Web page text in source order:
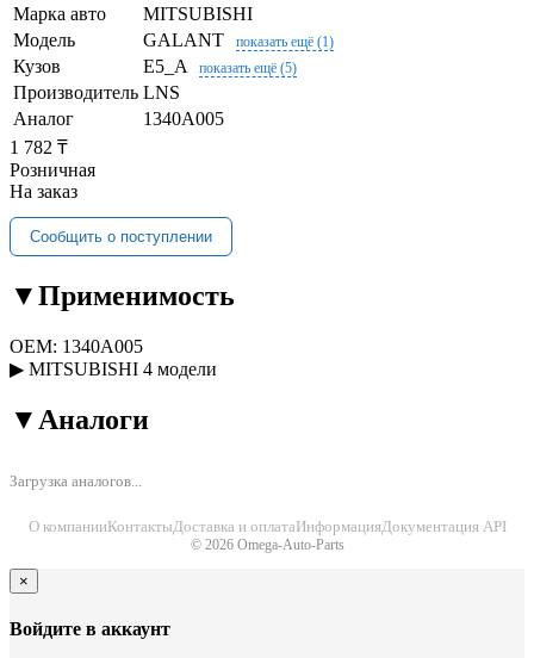
Марка авто
MITSUBISHI
Модель
GALANT показать ещё (1)
Кузов E5_A показать ещё (5)
Производитель LNS
Аналог
1340A005
1 782 ₸
Розничная
На заказ
Сообщить о поступлении
▼Применимость
OEM: 1340A005
▶ MITSUBISHI 4 модели
▼ Аналоги
Загрузка аналогов...
О компанииКонтактыДоставка и оплатаИнформацияДокументация API
© 2026 Omega-Auto-Parts
×
Войдите в аккаунт